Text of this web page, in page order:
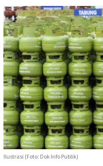
Ilustrasi (Foto: Dok Info Publik)